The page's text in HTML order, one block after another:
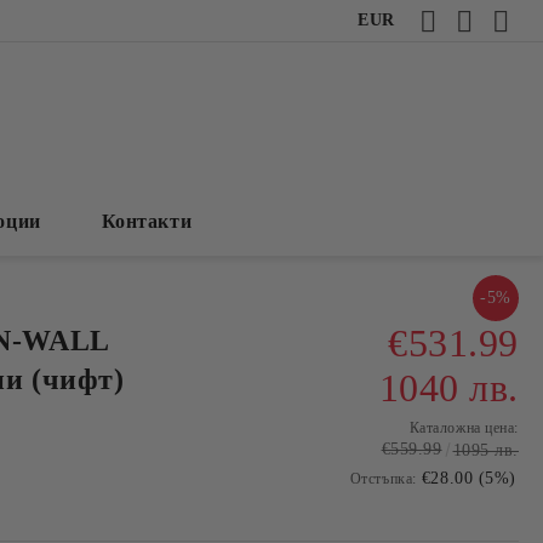
EUR
Контакти
WALL
(чифт)
-5%
€531.99
1040 лв.
Каталожна цена:
€559.99 1095 лв.
Отстъпка: €28.00 (5%)